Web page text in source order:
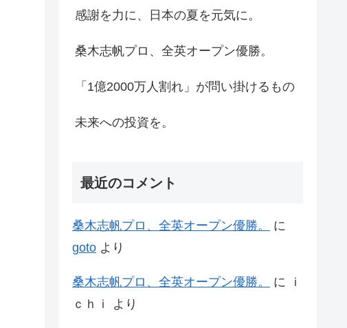
感謝を力に、日本の夏を元気に。
桑木志帆プロ、全英オープン優勝。
「1億2000万人割れ」が問い掛けるもの
未来への投資を。
最近のコメント
桑木志帆プロ、全英オープン優勝。
に
goto より
桑木志帆プロ、全英オープン優勝。 に
ｉ
ｃｈｉ
より